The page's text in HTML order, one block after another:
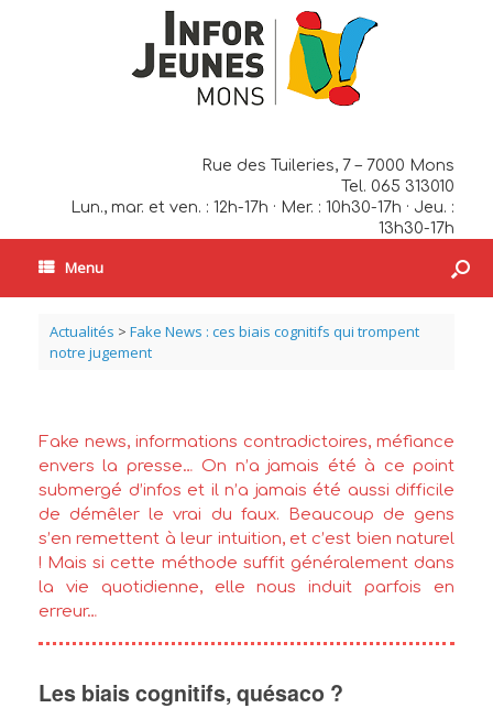
Rue des Tuileries, 7 – 7000 Mons
Tel. 065 313010
Lun., mar. et ven. : 12h-17h · Mer. : 10h30-17h · Jeu. :
13h30-17h
Menu
Actualités > Fake News : ces biais cognitifs qui trompent
notre jugement
Fake news, informations contradictoires, méfiance
envers la presse… On n’a jamais été à ce point
submergé d’infos et il n’a jamais été aussi difficile
de démêler le vrai du faux. Beaucoup de gens
s’en remettent à leur intuition, et c’est bien naturel
! Mais si cette méthode suffit généralement dans
la vie quotidienne, elle nous induit parfois en
erreur…
Les biais cognitifs, quésaco ?